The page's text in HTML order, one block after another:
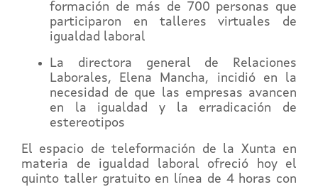
formación de más de 700 personas que
participaron en talleres virtuales de
igualdad laboral
La directora general de Relaciones
Laborales, Elena Mancha, incidió en la
necesidad de que las empresas avancen
en la igualdad y la erradicación de
estereotipos
El espacio de teleformación de la Xunta en
materia de igualdad laboral ofreció hoy el
quinto taller gratuito en línea de 4 horas con